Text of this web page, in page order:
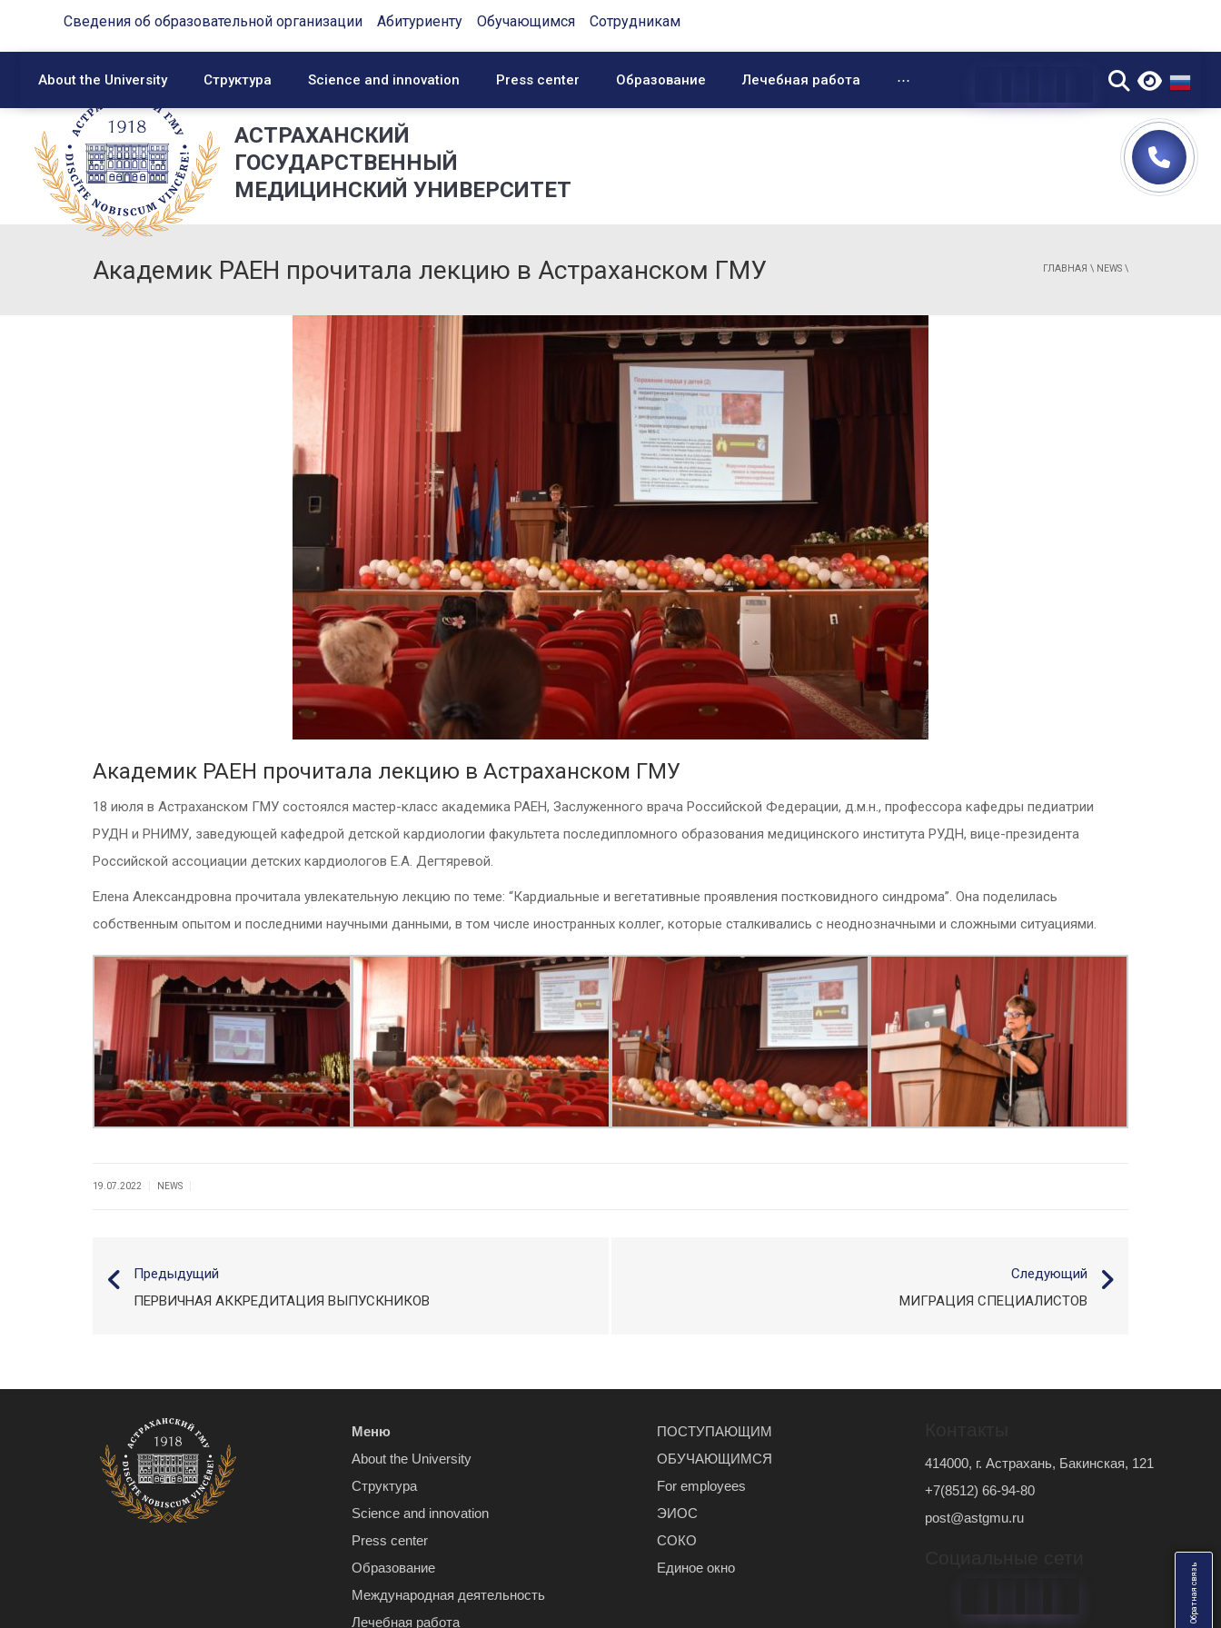
О
б
р
а
т
н
а
я
с
в
я
з
ь
Сведения об образовательной организации Абитуриенту Обучающимся Сотрудникам
About the University Структура Science and innovation Press center Образование Лечебная работа ⋯ ▼
АСТРАХАНСКИЙ
ГОСУДАРСТВЕННЫЙ
МЕДИЦИНСКИЙ УНИВЕРСИТЕТ
Академик РАЕН прочитала лекцию в Астраханском ГМУ ГЛАВНАЯ \ NEWS \
Академик РАЕН прочитала лекцию в Астраханском ГМУ
18 июля в Астраханском ГМУ состоялся мастер-класс академика РАЕН, Заслуженного врача Российской Федерации, д.м.н., профессора кафедры педиатрии
РУДН и РНИМУ, заведующей кафедрой детской кардиологии факультета последипломного образования медицинского института РУДН, вице-президента
Российской ассоциации детских кардиологов Е.А. Дегтяревой.
Елена Александровна прочитала увлекательную лекцию по теме: “Кардиальные и вегетативные проявления постковидного синдрома”. Она поделилась
собственным опытом и последними научными данными, в том числе иностранных коллег, которые сталкивались с неоднозначными и сложными ситуациями.
19.07.2022 NEWS
Предыдущий
ПЕРВИЧНАЯ АККРЕДИТАЦИЯ ВЫПУСКНИКОВ
Следующий
МИГРАЦИЯ СПЕЦИАЛИСТОВ
Меню
About the University
Структура
Science and innovation
Press center
Образование
Международная деятельность
Лечебная работа
ПОСТУПАЮЩИМ
ОБУЧАЮЩИМСЯ
For employees
ЭИОС
СОКО
Единое окно
414000, г. Астрахань, Бакинская, 121
+7(8512) 66-94-80
post@astgmu.ru